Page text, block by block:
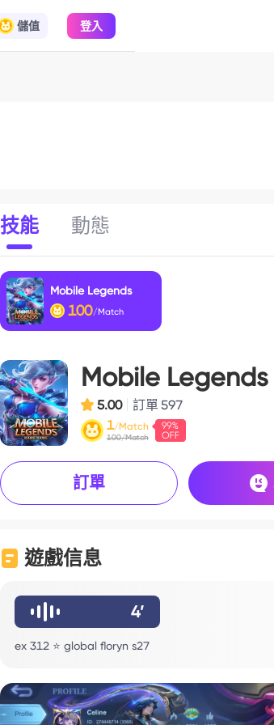
儲值 登入
技能 動態
Mobile Legends
100/Match
Mobile Legends
5.00 訂單 597
1/Match
100/Match
訂單
遊戲信息
4’
ex 312 ⭐️ global floryn s27